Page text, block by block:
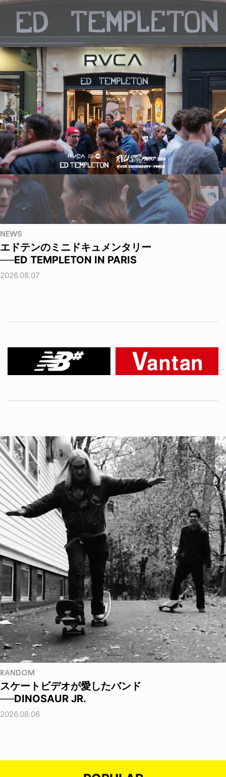
NEWS
エドテンのミニドキュメンタリー
──ED TEMPLETON IN PARIS
2026.08.07
RANDOM
スケートビデオが愛したバンド
──DINOSAUR JR.
2026.08.06